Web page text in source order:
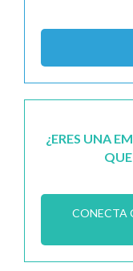
¿ERES UNA
CONECTA